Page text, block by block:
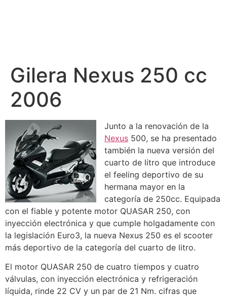
Gilera Nexus 250 cc
2006
Junto a la renovación de la
Nexus 500, se ha presentado
también la nueva versión del
cuarto de litro que introduce
el feeling deportivo de su
hermana mayor en la
categoría de 250cc. Equipada
con el fiable y potente motor QUASAR 250, con
inyección electrónica y que cumple holgadamente con
la legislación Euro3, la nueva Nexus 250 es el scooter
más deportivo de la categoría del cuarto de litro.
El motor QUASAR 250 de cuatro tiempos y cuatro
válvulas, con inyección electrónica y refrigeración
líquida, rinde 22 CV y un par de 21 Nm. cifras que